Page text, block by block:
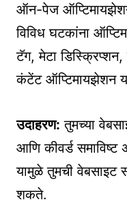
ऑन-पेज
विविध घटकांना
टॅग, मेटा
कंटेंट ऑप्टिमायझेशन
उदाहरण: तुमच्या
आणि कीवर्ड
यामुळे तुमची वेबसाइट
शकते.